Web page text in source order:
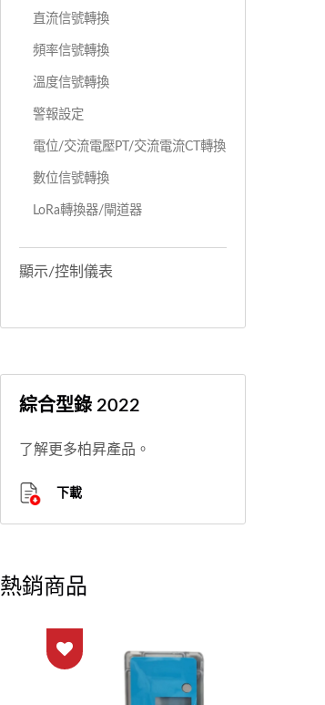
直流信號轉換
頻率信號轉換
溫度信號轉換
警報設定
電位/交流電壓PT/交流電流CT轉換
數位信號轉換
LoRa轉換器/閘道器
顯示/控制儀表
綜合型錄 2022
了解更多柏昇產品。
下載
熱銷商品